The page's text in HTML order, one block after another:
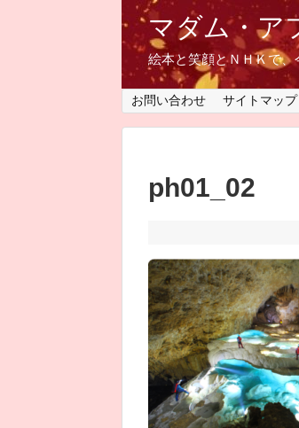
マダム・ア
絵本と笑顔とＮＨＫで
お問い合わせ サイトマップ
ph01_02